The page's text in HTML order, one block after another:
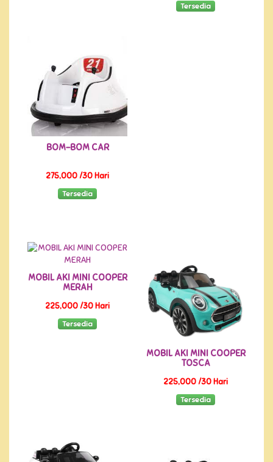
Tersedia
BOM-BOM CAR
275,000 /30 Hari
Tersedia
MOBIL AKI MINI COOPER
MERAH
225,000 /30 Hari
Tersedia
MOBIL AKI MINI COOPER
TOSCA
225,000 /30 Hari
Tersedia